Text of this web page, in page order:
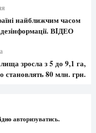
найближчим часом
ВIДЕО
зросла з 5 до 9,1 га,
становлять 80 млн. грн.
авторизуватись.